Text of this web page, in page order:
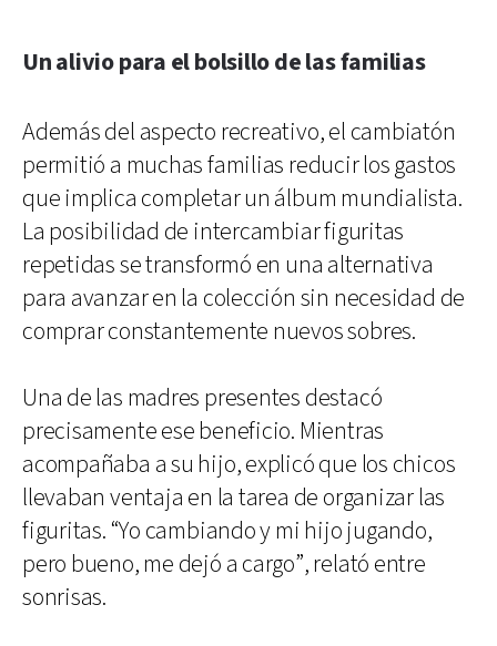
Un alivio para el bolsillo de las familias
Además del aspecto recreativo, el cambiatón
permitió a muchas familias reducir los gastos
que implica completar un álbum mundialista.
La posibilidad de intercambiar figuritas
repetidas se transformó en una alternativa
para avanzar en la colección sin necesidad de
comprar constantemente nuevos sobres.
Una de las madres presentes destacó
precisamente ese beneficio. Mientras
acompañaba a su hijo, explicó que los chicos
llevaban ventaja en la tarea de organizar las
figuritas. “Yo cambiando y mi hijo jugando,
pero bueno, me dejó a cargo”, relató entre
sonrisas.